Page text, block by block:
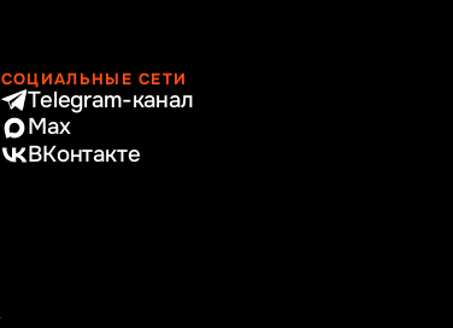
СОЦИАЛЬНЫЕ СЕТИ
Telegram-канал
Max
ВКонтакте